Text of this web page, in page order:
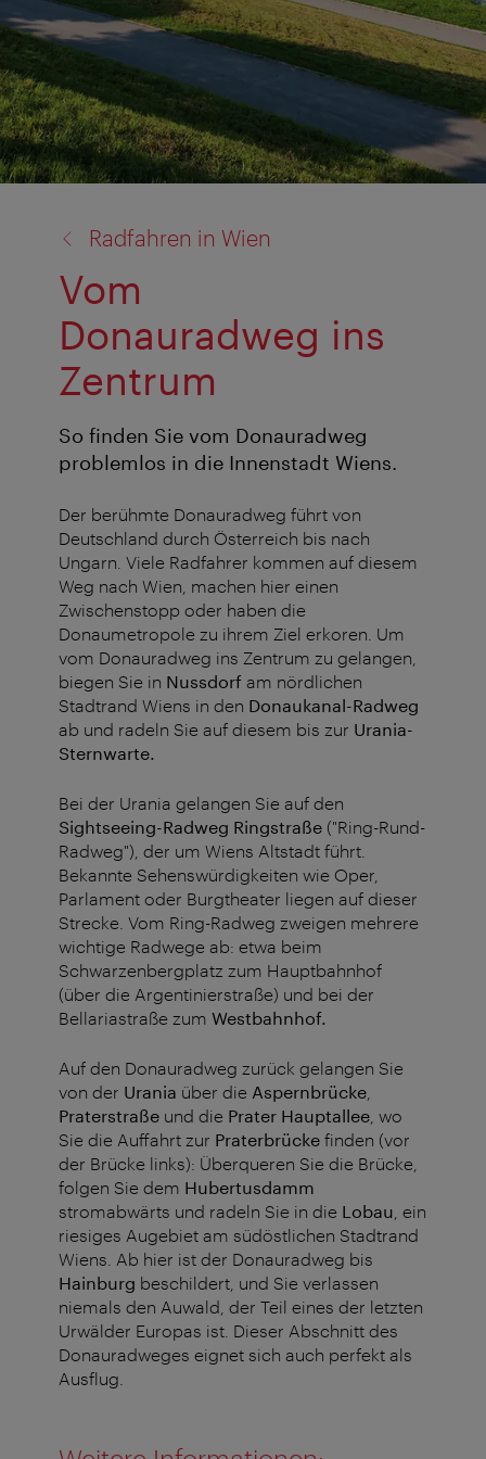
Radfahren in Wien
Vom
Donauradweg ins
Zentrum
So finden Sie vom Donauradweg
problemlos in die Innenstadt Wiens.
Der berühmte Donauradweg führt von
Deutschland durch Österreich bis nach
Ungarn. Viele Radfahrer kommen auf diesem
Weg nach Wien, machen hier einen
Zwischenstopp oder haben die
Donaumetropole zu ihrem Ziel erkoren. Um
vom Donauradweg ins Zentrum zu gelangen,
biegen Sie in Nussdorf am nördlichen
Stadtrand Wiens in den Donaukanal-Radweg
ab und radeln Sie auf diesem bis zur Urania-
Sternwarte.
Bei der Urania gelangen Sie auf den
Sightseeing-Radweg Ringstraße ("Ring-Rund-
Radweg"), der um Wiens Altstadt führt.
Bekannte Sehenswürdigkeiten wie Oper,
Parlament oder Burgtheater liegen auf dieser
Strecke. Vom Ring-Radweg zweigen mehrere
wichtige Radwege ab: etwa beim
Schwarzenbergplatz zum Hauptbahnhof
(über die Argentinierstraße) und bei der
Bellariastraße zum Westbahnhof.
Auf den Donauradweg zurück gelangen Sie
von der Urania über die Aspernbrücke
Praterstraße und die Prater Hauptallee , wo
Sie die Auffahrt zur Praterbrücke finden (vor
der Brücke links): Überqueren Sie die Brücke,
folgen Sie dem Hubertusdamm
stromabwärts und radeln Sie in die Lobau , ein
riesiges Augebiet am südöstlichen Stadtrand
Wiens. Ab hier ist der Donauradweg bis
Hainburg beschildert, und Sie verlassen
niemals den Auwald, der Teil eines der letzten
Urwälder Europas ist. Dieser Abschnitt des
Donauradweges eignet sich auch perfekt als
Ausflug.